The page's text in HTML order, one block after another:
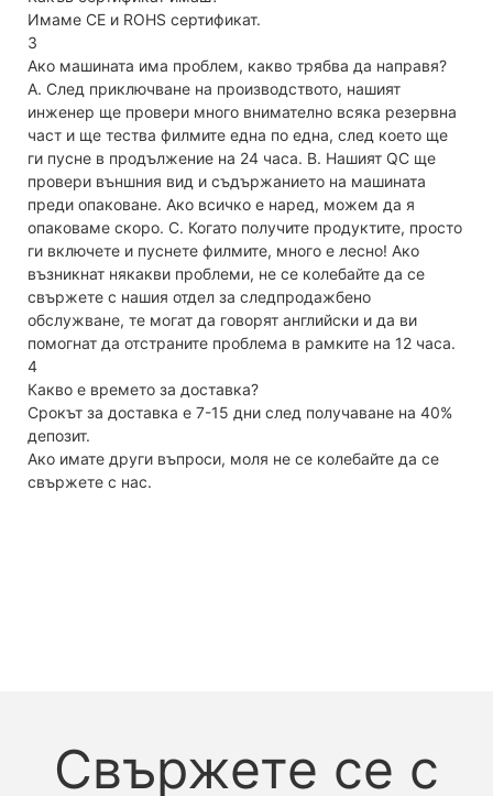
Имаме CE и ROHS сертификат.
3
Ако машината има проблем, какво трябва да направя?
A. След приключване на производството, нашият
инженер ще провери много внимателно всяка резервна
част и ще тества филмите една по една, след което ще
ги пусне в продължение на 24 часа. B. Нашият QC ще
провери външния вид и съдържанието на машината
преди опаковане. Ако всичко е наред, можем да я
опаковаме скоро. C. Когато получите продуктите, просто
ги включете и пуснете филмите, много е лесно! Ако
възникнат някакви проблеми, не се колебайте да се
свържете с нашия отдел за следпродажбено
обслужване, те могат да говорят английски и да ви
помогнат да отстраните проблема в рамките на 12 часа.
4
Какво е времето за доставка?
Срокът за доставка е 7-15 дни след получаване на 40%
депозит.
Ако имате други въпроси, моля не се колебайте да се
свържете с нас.
Свържете се с